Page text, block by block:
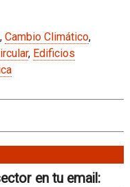
, Cambio Climático,
, Edificios
en tu email: